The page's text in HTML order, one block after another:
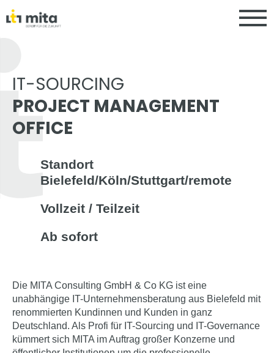
IT-SOURCING
PROJECT MANAGEMENT
OFFICE
Standort
Bielefeld/Köln/Stuttgart/remote
Vollzeit / Teilzeit
Ab sofort
Die MITA Consulting GmbH & Co KG ist eine
unabhängige IT-Unternehmensberatung aus Bielefeld mit
renommierten Kundinnen und Kunden in ganz
Deutschland. Als Profi für IT-Sourcing und IT-Governance
kümmert sich MITA im Auftrag großer Konzerne und